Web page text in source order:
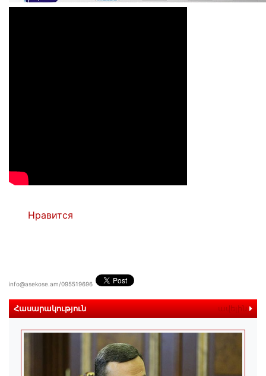
Нравится
info@asekose.am/095519696
Հասարակություն ավելին